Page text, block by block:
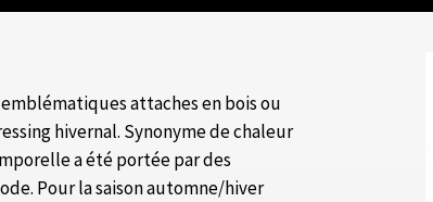
attaches en bois ou
hivernal. Synonyme de chaleur
a été portée par des
Pour la saison automne/hiver